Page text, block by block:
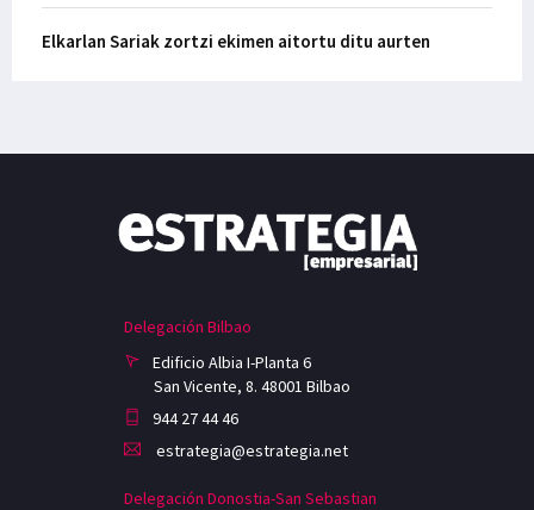
Elkarlan Sariak zortzi ekimen aitortu ditu aurten
Delegación Bilbao
Edificio Albia I-Planta 6
San Vicente, 8. 48001 Bilbao
944 27 44 46
estrategia@estrategia.net
Delegación Donostia-San Sebastian